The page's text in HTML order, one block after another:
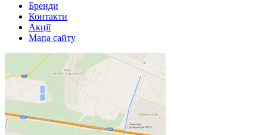
Бренди
Контакти
Акції
Мапа сайту